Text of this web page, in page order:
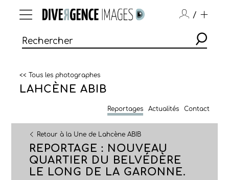
/
<< Tous les photographes
LAHCÈNE ABIB
Reportages Actualités Contact
Retour à la Une de Lahcène ABIB
REPORTAGE : NOUVEAU
QUARTIER DU BELVÉDÈRE
LE LONG DE LA GARONNE.